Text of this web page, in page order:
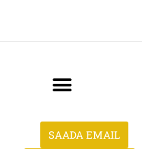
SAADA EMAIL